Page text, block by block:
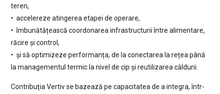
teren,
• accelereze atingerea etapei de operare,
• îmbunătățească coordonarea infrastructurii între alimentare,
răcire și control,
• și să optimizeze performanța, de la conectarea la rețea până
la managementul termic la nivel de cip și reutilizarea căldurii.
Contribuția Vertiv se bazează pe capacitatea de a integra, într-